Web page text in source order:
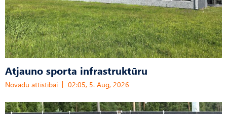
Atjauno sporta infrastruktūru
Novadu attīstībai 02:05, 5. Aug, 2026